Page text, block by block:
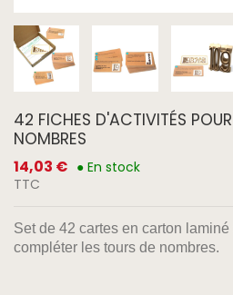
42 FICHES D'ACTIVITÉS
NOMBRES
14,03 € ● En stock
TTC
Set de 42 cartes en carton laminé
compléter les tours de nombres.